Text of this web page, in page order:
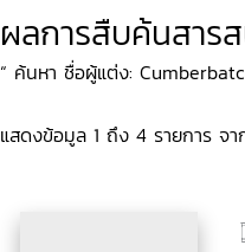
ผลการสืบค้นสาร
“ ค้นหา ชื่อผู้แต่ง:
แสดงข้อมูล 1 ถึง 4 รายการ จ